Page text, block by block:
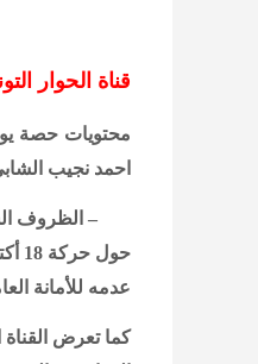
قناة الحوار
محتويات حصة يوم الأحد 29 أكتوبر 2006 التوقيت:من الساعة
احمد نجيب
عدمه للأمانة
كما تعرض القناة